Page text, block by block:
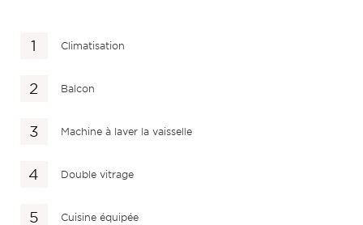
Climatisation
Balcon
Machine à laver la vaisselle
Double vitrage
Cuisine équipée